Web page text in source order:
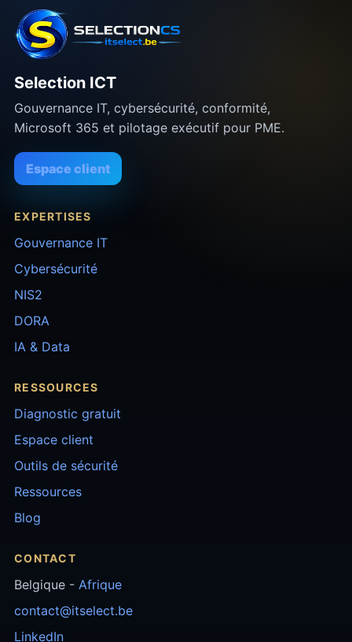
Selection ICT
Gouvernance IT, cybersécurité, conformité,
Microsoft 365 et pilotage exécutif pour PME.
Espace client
EXPERTISES
Gouvernance IT
Cybersécurité
NIS2
DORA
IA & Data
RESSOURCES
Diagnostic gratuit
Espace client
Outils de sécurité
Ressources
Blog
CONTACT
Belgique - Afrique
contact@itselect.be
LinkedIn